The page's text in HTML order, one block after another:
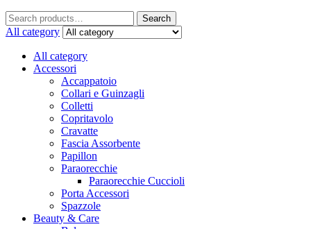
Search
All category
All category
Accessori
Accappatoio
Collari e Guinzagli
Colletti
Copritavolo
Cravatte
Fascia Assorbente
Papillon
Paraorecchie
Paraorecchie Cuccioli
Porta Accessori
Spazzole
Beauty & Care